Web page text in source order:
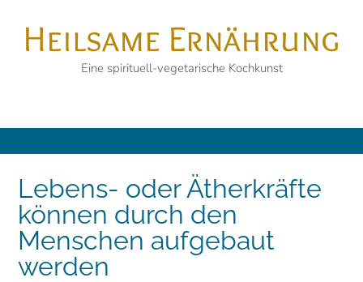
contentHeilsame Ernährung
Eine spirituell-vegetarische Kochkunst
Lebens- oder Ätherkräfte
können durch den
Menschen aufgebaut
werden